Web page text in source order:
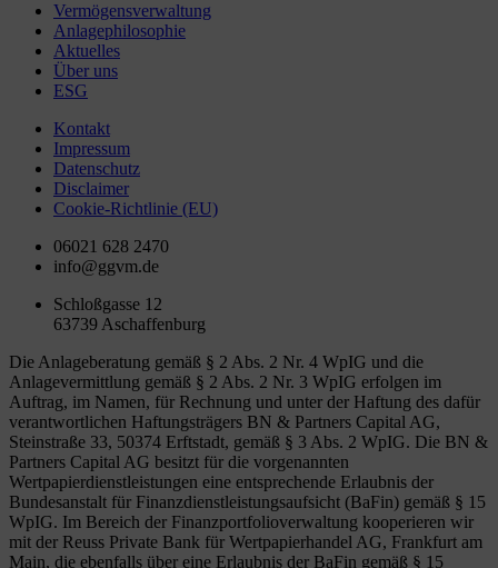
Vermögensverwaltung
Anlagephilosophie
Aktuelles
Über uns
ESG
Kontakt
Impressum
Datenschutz
Disclaimer
Cookie-Richtlinie (EU)
06021 628 2470
info@ggvm.de
Schloßgasse 12
63739 Aschaffenburg
Die Anlageberatung gemäß § 2 Abs. 2 Nr. 4 WpIG und die
Anlagevermittlung gemäß § 2 Abs. 2 Nr. 3 WpIG erfolgen im
Auftrag, im Namen, für Rechnung und unter der Haftung des dafür
verantwortlichen Haftungsträgers BN & Partners Capital AG,
Steinstraße 33, 50374 Erftstadt, gemäß § 3 Abs. 2 WpIG. Die BN &
Partners Capital AG besitzt für die vorgenannten
Wertpapierdienstleistungen eine entsprechende Erlaubnis der
Bundesanstalt für Finanzdienstleistungsaufsicht (BaFin) gemäß § 15
WpIG. Im Bereich der Finanzportfolioverwaltung kooperieren wir
mit der Reuss Private Bank für Wertpapierhandel AG, Frankfurt am
Main, die ebenfalls über eine Erlaubnis der BaFin gemäß § 15